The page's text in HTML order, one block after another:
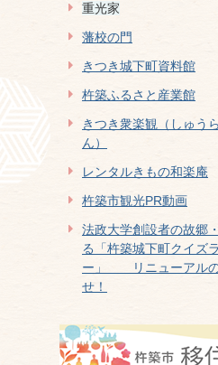
重光家
藩校の門
きつき城下町資料館
杵築ふるさと産業館
きつき衆楽観（しゅう
ん）
レンタルきもの和楽庵
杵築市観光PR動画
法政大学創設者の故郷
る「杵築城下町クイズ
ー」 リニューアルの
せ！